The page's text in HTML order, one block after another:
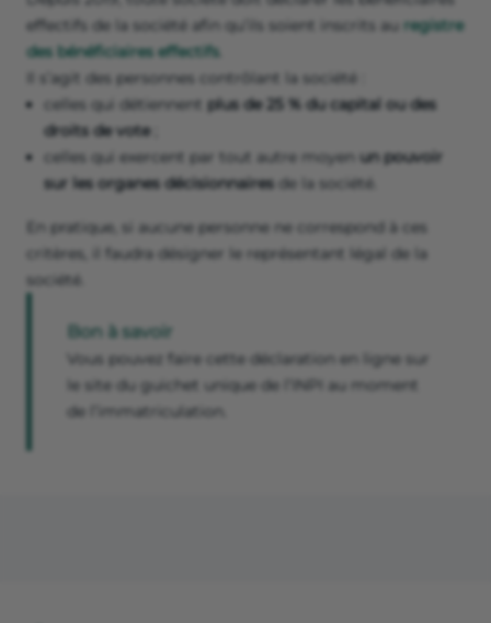
effectifs de la société afin qu’ils soient inscrits au registre
des bénéficiaires effectifs.
Il s’agit des personnes contrôlant la société :
celles qui détiennent plus de 25 % du capital ou des
droits de vote;
celles qui exercent par tout autre moyen un pouvoir
sur les organes décisionnaires de la société.
En pratique, si aucune personne ne correspond à ces
critères, il faudra désigner le représentant légal de la
société.
Bon à savoir
Vous pouvez faire cette déclaration en ligne sur
le site du guichet unique de l’INPI au moment
de l’immatriculation.